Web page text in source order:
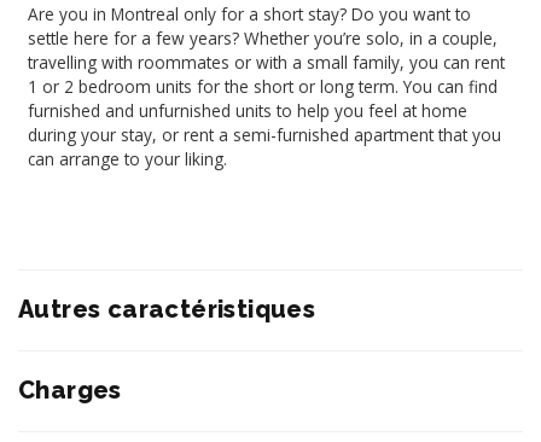
Are you in Montreal only for a short stay? Do you want to
settle here for a few years? Whether you’re solo, in a couple,
travelling with roommates or with a small family, you can rent
1 or 2 bedroom units for the short or long term. You can find
furnished and unfurnished units to help you feel at home
during your stay, or rent a semi-furnished apartment that you
can arrange to your liking.
Autres caractéristiques
Charges